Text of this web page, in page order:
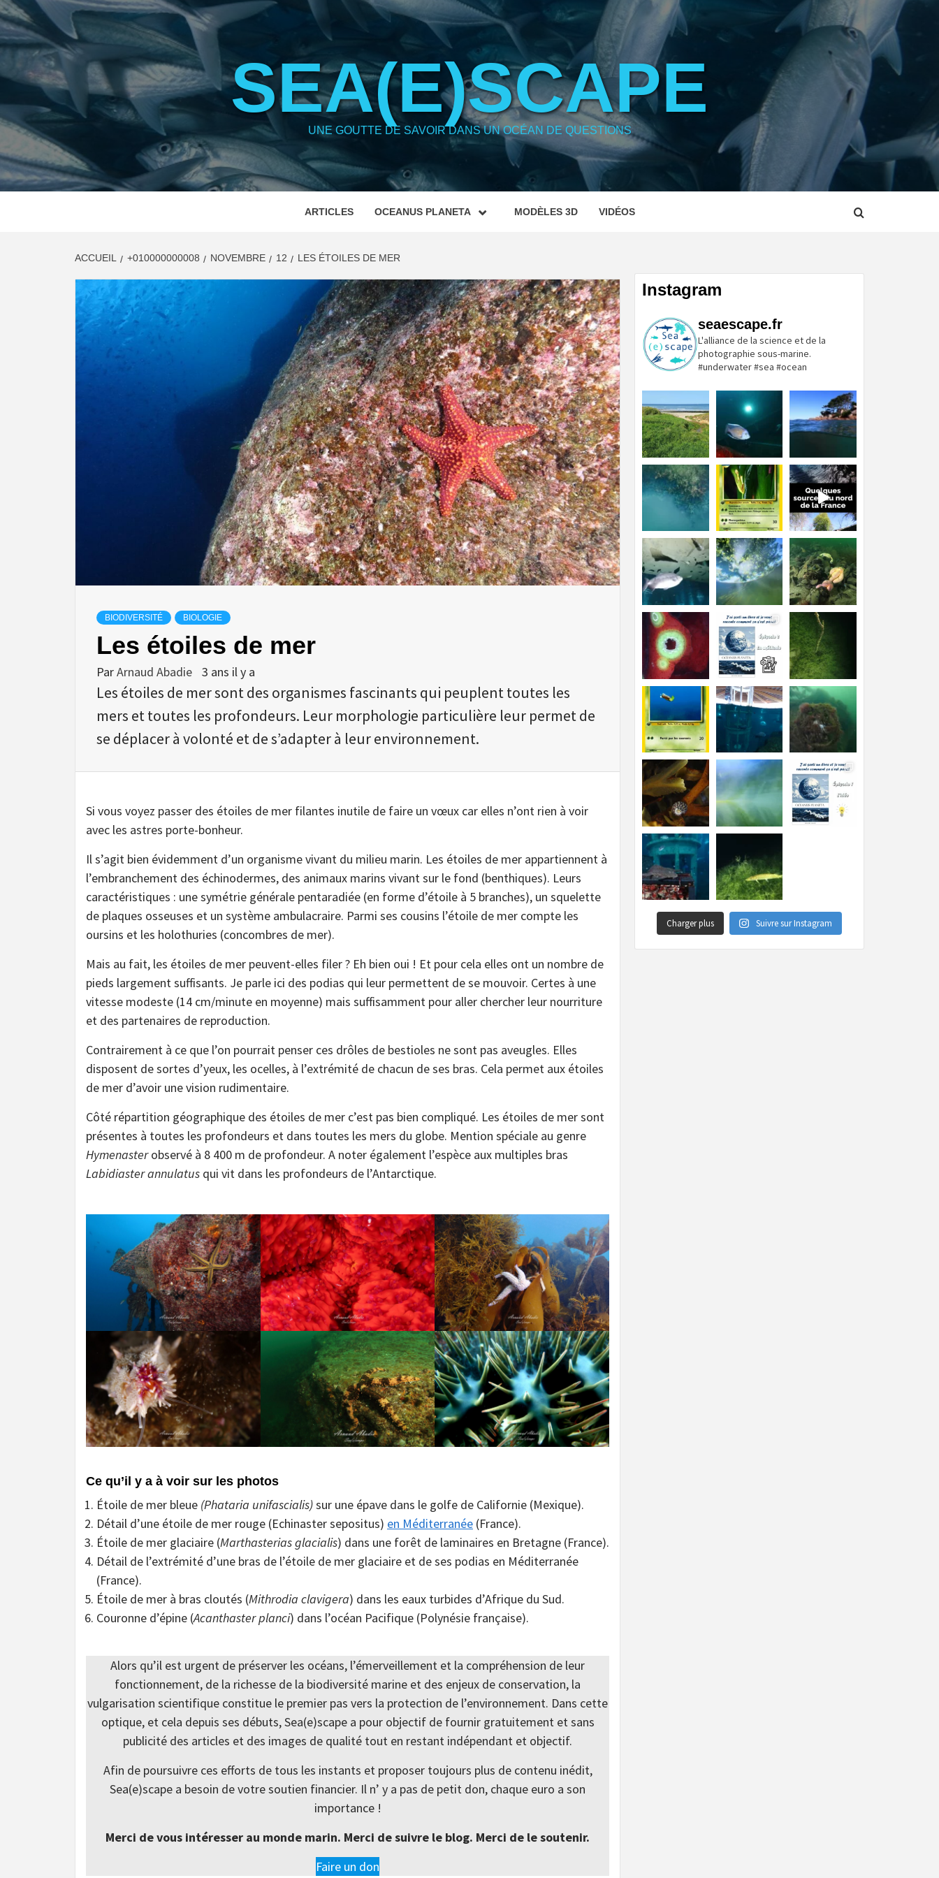
Aller
au
contenu
SEA(E)SCAPE
UNE GOUTTE DE SAVOIR DANS UN OCÉAN DE QUESTIONS
ARTICLES OCEANUS PLANETA MODÈLES 3D VIDÉOS
ACCUEIL +010000000008 NOVEMBRE 12 LES ÉTOILES DE MER
BIODIVERSITÉ BIOLOGIE
Les étoiles de mer
ParArnaud Abadie 3 ans il y a
Les étoiles de mer sont des organismes fascinants qui peuplent toutes les
mers et toutes les profondeurs. Leur morphologie particulière leur permet de
se déplacer à volonté et de s’adapter à leur environnement.
Si vous voyez passer des étoiles de mer filantes inutile de faire un vœux car elles n’ont rien à voir
avec les astres porte-bonheur.
Il s’agit bien évidemment d’un organisme vivant du milieu marin. Les étoiles de mer appartiennent à
l’embranchement des échinodermes, des animaux marins vivant sur le fond (benthiques). Leurs
caractéristiques : une symétrie générale pentaradiée (en forme d’étoile à 5 branches), un squelette
de plaques osseuses et un système ambulacraire. Parmi ses cousins l’étoile de mer compte les
oursins et les holothuries (concombres de mer).
Mais au fait, les étoiles de mer peuvent-elles filer ? Eh bien oui ! Et pour cela elles ont un nombre de
pieds largement suffisants. Je parle ici des podias qui leur permettent de se mouvoir. Certes à une
vitesse modeste (14 cm/minute en moyenne) mais suffisamment pour aller chercher leur nourriture
et des partenaires de reproduction.
Contrairement à ce que l’on pourrait penser ces drôles de bestioles ne sont pas aveugles. Elles
disposent de sortes d’yeux, les ocelles, à l’extrémité de chacun de ses bras. Cela permet aux étoiles
de mer d’avoir une vision rudimentaire.
Côté répartition géographique des étoiles de mer c’est pas bien compliqué. Les étoiles de mer sont
présentes à toutes les profondeurs et dans toutes les mers du globe. Mention spéciale au genre
Hymenasterobservé à 8 400 m de profondeur. A noter également l’espèce aux multiples bras
Labidiaster annulatus qui vit dans les profondeurs de l’Antarctique.
Ce qu’il y a à voir sur les photos
Étoile de mer bleue (Phataria unifascialis)sur une épave dans le golfe de Californie (Mexique).
Détail d’une étoile de mer rouge (Echinaster sepositus) en Méditerranée (France).
Étoile de mer glaciaire (Marthasterias glacialis) dans une forêt de laminaires en Bretagne (France).
Détail de l’extrémité d’une bras de l’étoile de mer glaciaire et de ses podias en Méditerranée
(France).
Étoile de mer à bras cloutés (Mithrodia clavigera) dans les eaux turbides d’Afrique du Sud.
Couronne d’épine (Acanthaster planci) dans l’océan Pacifique (Polynésie française).
Alors qu’il est urgent de préserver les océans, l’émerveillement et la compréhension de leur
fonctionnement, de la richesse de la biodiversité marine et des enjeux de conservation, la
vulgarisation scientifique constitue le premier pas vers la protection de l’environnement. Dans cette
optique, et cela depuis ses débuts, Sea(e)scape a pour objectif de fournir gratuitement et sans
publicité des articles et des images de qualité tout en restant indépendant et objectif.
Afin de poursuivre ces efforts de tous les instants et proposer toujours plus de contenu inédit,
Sea(e)scape a besoin de votre soutien financier. Il n’ y a pas de petit don, chaque euro a son
importance !
Merci de vous intéresser au monde marin. Merci de suivre le blog. Merci de le soutenir.
Faire un don
Instagram
seaescape.fr
L'alliance de la science et de la
photographie sous-marine.
#underwater #sea #ocean
Charger plus Suivre sur Instagram